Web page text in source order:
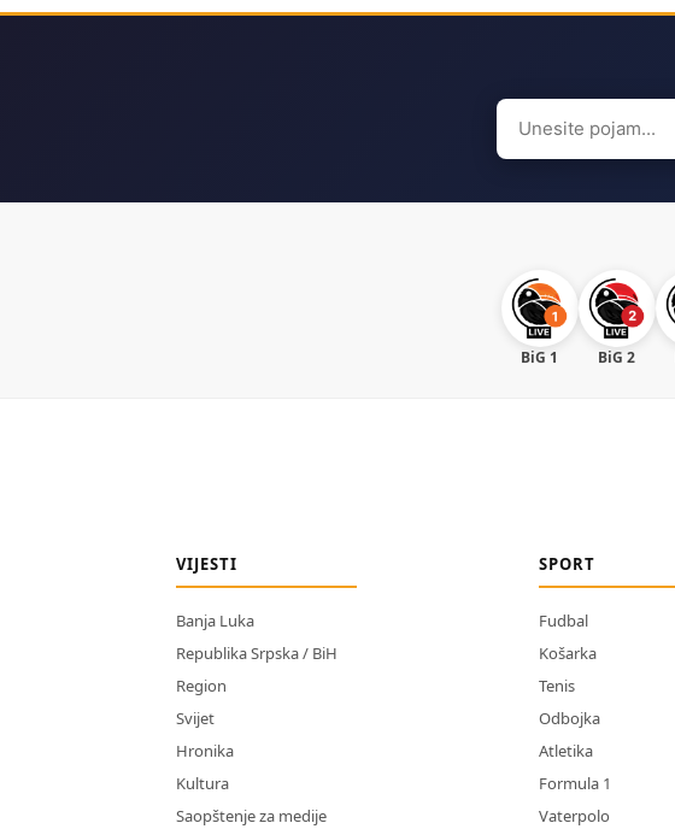
Search
for:
BiG 1 BiG 2
VIJESTI
Banja Luka
Republika Srpska / BiH
Region
Svijet
Hronika
Kultura
Saopštenje za medije
SPORT
Fudbal
Košarka
Tenis
Odbojka
Atletika
Formula 1
Vaterpolo